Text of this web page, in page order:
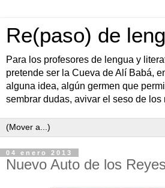
Re(paso) de
Para los profesores de lengua y
pretende ser la Cueva de Alí Babá,
alguna idea, algún germen que
sembrar dudas, avivar el seso de los
04 enero 2013
Nuevo Auto de los